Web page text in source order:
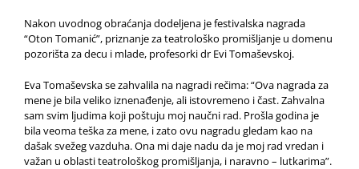
Nakon uvodnog obraćanja dodeljena je festivalska nagrada
“Oton Tomanić”, priznanje za teatrološko promišljanje u domenu
pozorišta za decu i mlade, profesorki dr Evi Tomaševskoj.
Eva Tomaševska se zahvalila na nagradi rečima: “Ova nagrada za
mene je bila veliko iznenađenje, ali istovremeno i čast. Zahvalna
sam svim ljudima koji poštuju moj naučni rad. Prošla godina je
bila veoma teška za mene, i zato ovu nagradu gledam kao na
dašak svežeg vazduha. Ona mi daje nadu da je moj rad vredan i
važan u oblasti teatrološkog promišljanja, i naravno – lutkarima”.